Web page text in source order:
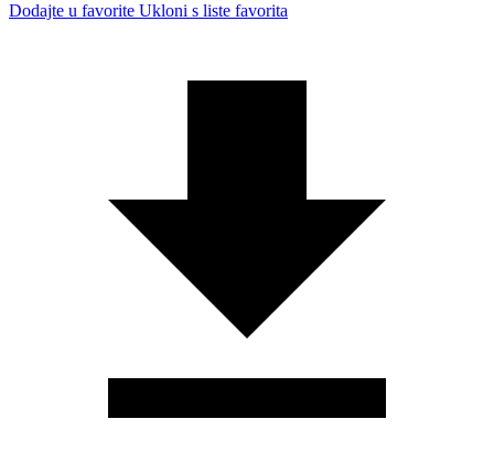
Dodajte u favorite Ukloni s liste favorita